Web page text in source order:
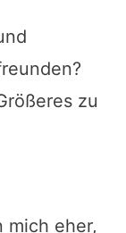
zu
mich eher,